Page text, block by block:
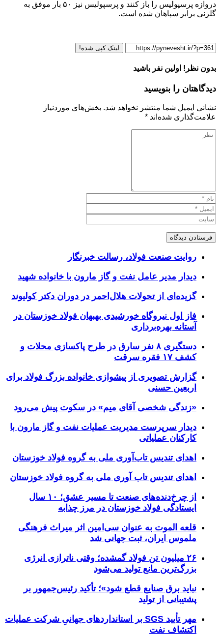
دروازه پرسپولیس را باز کنند و پرسپولیس نیز ۵۰ بار موفق به
گلزنی برابر سپاهان شده است.
لینک کپی شده!
بدون نظر! اولین نفر باشید
دیدگاهتان را بنویسید
نشانی ایمیل شما منتشر نخواهد شد. بخش‌های موردنیاز
علامت‌گذاری شده‌اند *
روایت صنعت فولاد،‌ رسالت خبرنگار
دیدار مدیر عامل نفت و گاز مارون با خانواده شهید
گزیده‌ای از تحولات هلال‌احمر در دوران دکتر کولیوند
فاز اول نیروگاه خورشیدی بهبهان فولاد خوزستان در
آستانه بهره‌برداری
دستگیری ۸ نفر سارق در طرح پاکسازی محلات و
کشف ۱۷ فقره سرقت
گزارش تصویری از پیشوازی خانواده بزرگ فولاد برای
اربعین حسنی
«زندگی شخصی آقای میم» در سکوت پیش می‌رود
دیدار سرپرست مدیریت عملیات نفت و گاز مارون با
کارکنان عملیاتی
اهدای تندیس تاب‌آوری ملی به گروه فولاد خوزستان
اهدای تندیس تاب آوری ملی به گروه فولاد خوزستان
از چرخ‌دنده‌های صنعت تا مسیر عشق؛ ۱۰ سال
ایستادگی فولاد خوزستان در مرز چذابه
قلعه الموت به عنوان سی‌امین اثر میراث‌ فرهنگی
ملموس ایران، ثبت جهانی شد
۲۶ میلیون تن فولاد گمشده؛ وقتی ناترازی انرژی
بزرگ‌ترین مانع تولید می‌شود
نباید برق صنایع قطع شود»؛ تأکید رئیس‌جمهور بر
پشتیبانی از تولید
مهر تأیید SGS بر استانداردهای جهانیِ شرکت عملیات
اکتشاف نفت